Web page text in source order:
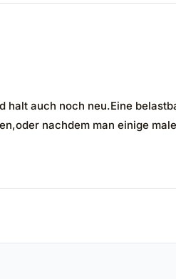
halt auch noch neu.Eine
nachdem man einige